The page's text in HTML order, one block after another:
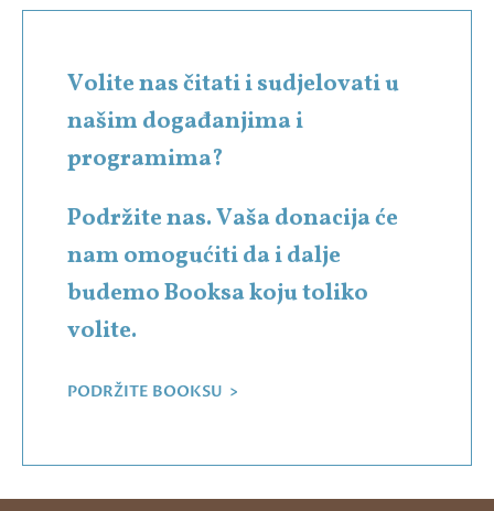
Volite nas čitati i sudjelovati u
našim događanjima i
programima?
Podržite nas. Vaša donacija će
nam omogućiti da i dalje
budemo Booksa koju toliko
volite.
PODRŽITE BOOKSU >